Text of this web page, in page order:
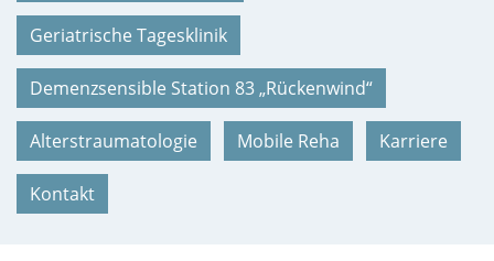
Geriatrische Tagesklinik
Demenzsensible Station 83 „Rückenwind“
Alterstraumatologie Mobile Reha Karriere
Kontakt